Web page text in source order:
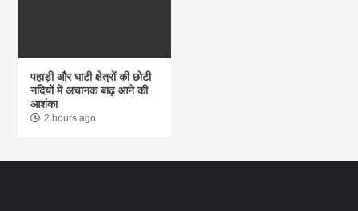
पहाड़ी और घाटी क्षेत्रों की छोटी
नदियों में अचानक बाढ़ आने की
आशंका
2 hours ago